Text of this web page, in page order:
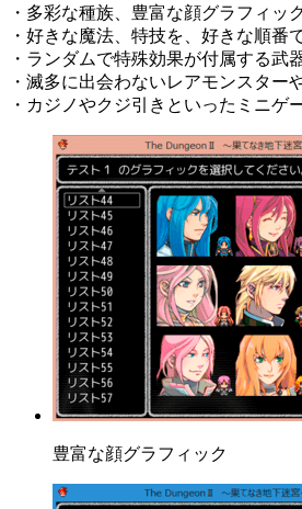
・多彩な種族、豊富な顔グラフィッ
・好きな魔法、特技を、好きな順
・ランダムで特殊効果が付属する武
・滅多に出会わないレアモンスタ
・カジノやクジ引きといったミニゲ
豊富な顔グラフィック